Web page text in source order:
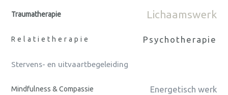
Traumatherapie Lichaamswerk
Relatietherapie Psychotherapie
Stervens- en uitvaartbegeleiding
Mindfulness & Compassie Energetisch werk